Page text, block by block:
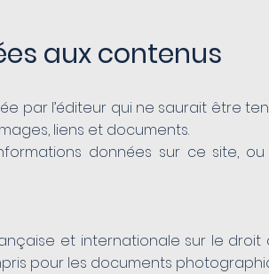
aux contenus
par l’éditeur qui ne saurait être
liens et documents.
données sur ce site,
et internationale sur le droit
pour les documents